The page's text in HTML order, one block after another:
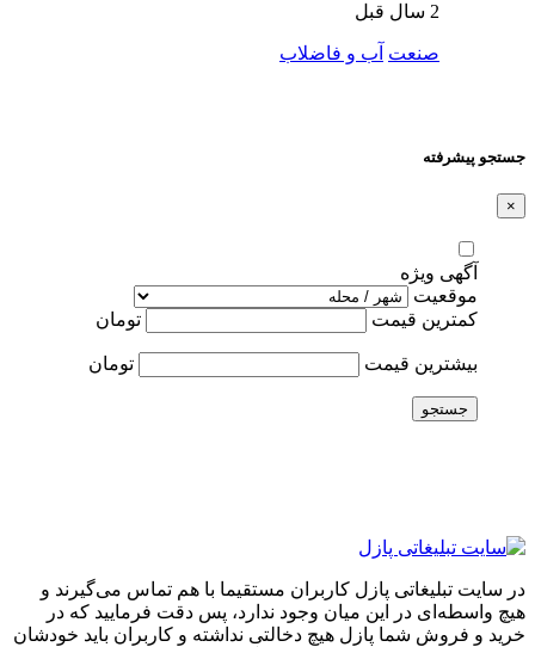
2 سال قبل
صنعت آب و فاضلاب
جستجو پیشرفته
×
آگهی ویژه
موقعیت
کمترین قیمت
تومان
بیشترین قیمت تومان
جستجو
در سایت تبلیغاتی پازل کاربران مستقیما با هم تماس می‌گیرند و
هیچ واسطه‌ای در این میان وجود ندارد، پس دقت فرمایید که در
خرید و فروشِ شما پازل هیچ دخالتی نداشته و کاربران باید خودشان